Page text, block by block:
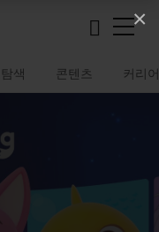
×
색 콘텐츠 커리